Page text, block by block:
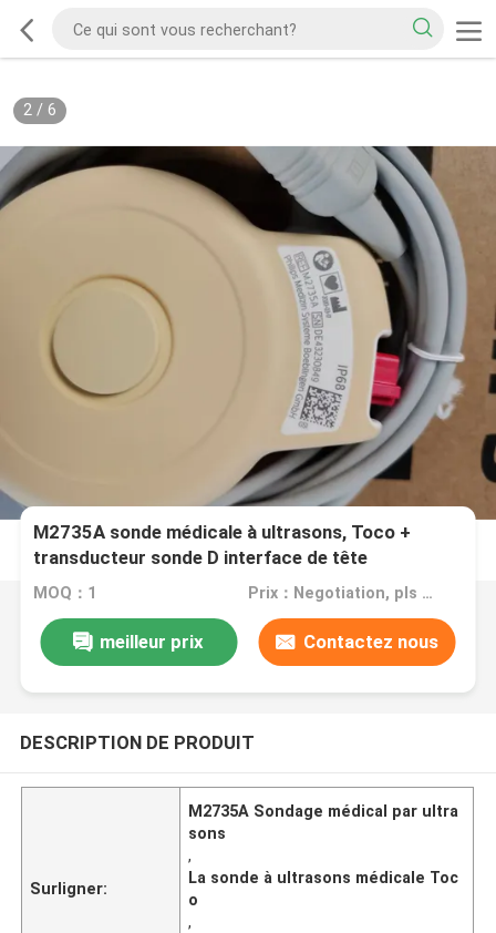
2/ 6
M2735A sonde médicale à ultrasons, Toco +
transducteur sonde D interface de tête
MOQ：1 Prix：Negotiation, pls contact me
meilleur prix Contactez nous
DESCRIPTION DE PRODUIT
Surligner:
M2735A Sondage médical par ultra
sons
,
La sonde à ultrasons médicale Toc
o
,